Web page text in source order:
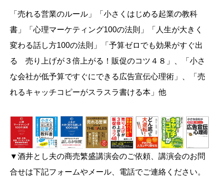
「売れる営業のルール」「小さくはじめる起業の教科
書」「心理マーケティング100の法則」「人生が大きく
変わる話し方100の法則」「予算ゼロでも効果がすぐ出
る 売り上げが３倍上がる！販促のコツ４８」、「小さ
な会社が低予算ですぐにできる広告宣伝心理術」、「売
れるキャッチコピーがスラスラ書ける本」他
▼酒井とし夫の商売繁盛講演会のご依頼、講演会のお問
合せは下記フォームやメール、電話でご連絡ください。